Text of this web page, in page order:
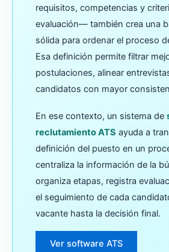
requisitos, competencias y
evaluación— también crea una
sólida para ordenar el proceso
Esa definición permite filtrar
postulaciones, alinear
candidatos con mayor
En ese contexto, un sistema de
reclutamiento ATS ayuda a
definición del puesto en un
centraliza la información de la
organiza etapas, registra
el seguimiento de cada
vacante hasta la decisión final.
Ver software ATS